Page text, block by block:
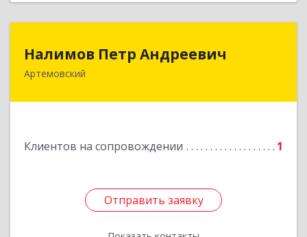
Налимов Петр Андреевич
Артемовский
Клиентов на сопровождении 1
Отправить заявку
623780, Свердловская обл, Артемовский г,
Отправить заявку